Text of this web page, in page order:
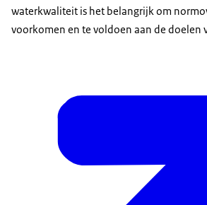
waterkwaliteit is het belangrijk om
voorkomen en te voldoen aan de doelen